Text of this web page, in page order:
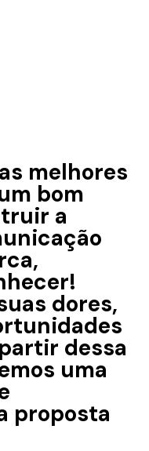
melhores
bom
a
dores,
dessa
uma
proposta